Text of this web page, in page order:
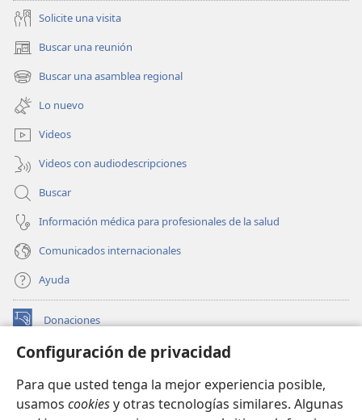
Configuración de privacidad
Para que usted tenga la mejor experiencia posible,
usamos cookiesy otras tecnologías similares. Algunas
Solicite una visita
Buscar una reunión
(abre
una
nueva
ventana)
Buscar una asamblea regional
(abre
una
nueva
ventana)
Lo nuevo
Videos
Videos con audiodescripciones
Buscar
Información médica para profesionales de la salud
Comunicados internacionales
Ayuda
Donaciones
(abre
nueva BIBLIOTECA EN LÍNEA Watchtower™
una
nuevaJW Hub
(abre